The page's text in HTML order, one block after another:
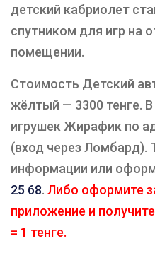
детский кабриолет
спутником для игр на
помещении.
Стоимость Детский
жёлтый — 3300 тенге.
игрушек Жирафик по
(вход через Ломбард).
информации или
25 68. Либо оформите
приложение и
= 1 тенге.